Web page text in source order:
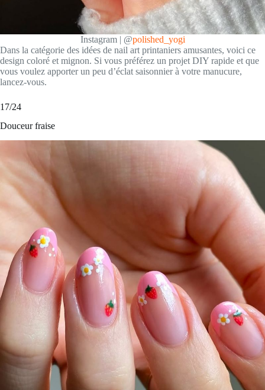
Instagram | @polished_yogi
Dans la catégorie des idées de nail art printaniers amusantes, voici ce
design coloré et mignon. Si vous préférez un projet DIY rapide et que
vous voulez apporter un peu d’éclat saisonnier à votre manucure,
lancez-vous.
17/24
Douceur fraise